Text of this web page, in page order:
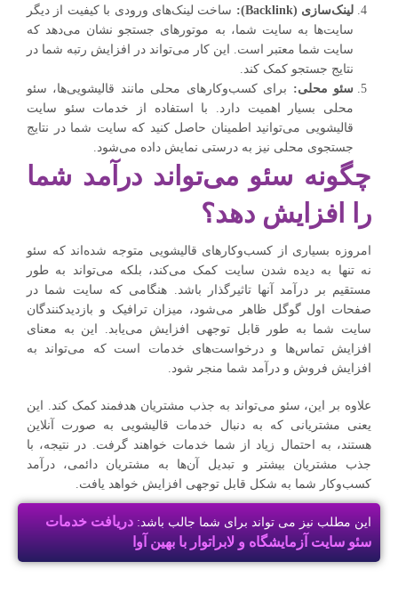
لینک‌سازی (Backlink
): ساخت لینک‌های ورودی با کیفیت از دیگر
سایت‌ها به سایت شما، به موتورهای جستجو نشان می‌دهد که
سایت شما معتبر است. این کار می‌تواند در افزایش رتبه شما در
نتایج جستجو کمک کند.
سئو محلی: برای کسب‌وکارهای محلی مانند قالیشویی‌ها، سئو
محلی بسیار اهمیت دارد. با استفاده از خدمات سئو سایت
قالیشویی می‌توانید اطمینان حاصل کنید که سایت شما در نتایج
جستجوی محلی نیز به درستی نمایش داده می‌شود.
چگونه سئو می‌تواند درآمد شما
را افزایش دهد؟
امروزه بسیاری از کسب‌وکارهای قالیشویی متوجه شده‌اند که سئو
نه تنها به دیده شدن سایت کمک می‌کند، بلکه می‌تواند به طور
مستقیم بر درآمد آنها تاثیرگذار باشد. هنگامی که سایت شما در
صفحات اول گوگل ظاهر می‌شود، میزان ترافیک و بازدیدکنندگان
سایت شما به طور قابل توجهی افزایش می‌یابد. این به معنای
افزایش تماس‌ها و درخواست‌های خدمات است که می‌تواند به
افزایش فروش و درآمد شما منجر شود.
علاوه بر این، سئو می‌تواند به جذب مشتریان هدفمند کمک کند. این
یعنی مشتریانی که به دنبال خدمات قالیشویی به صورت آنلاین
هستند، به احتمال زیاد از شما خدمات خواهند گرفت. در نتیجه، با
جذب مشتریان بیشتر و تبدیل آن‌ها به مشتریان دائمی، درآمد
کسب‌وکار شما به شکل قابل توجهی افزایش خواهد یافت.
این مطلب نیز می تواند برای شما جالب باشد: دریافت خدمات
سئو سایت آزمایشگاه و لابراتوار با بهین آوا